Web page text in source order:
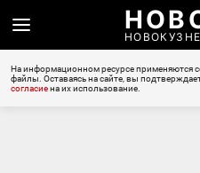
На информационном ресурсе применяются
файлы. Оставаясь на сайте, вы
согласиена их использование.